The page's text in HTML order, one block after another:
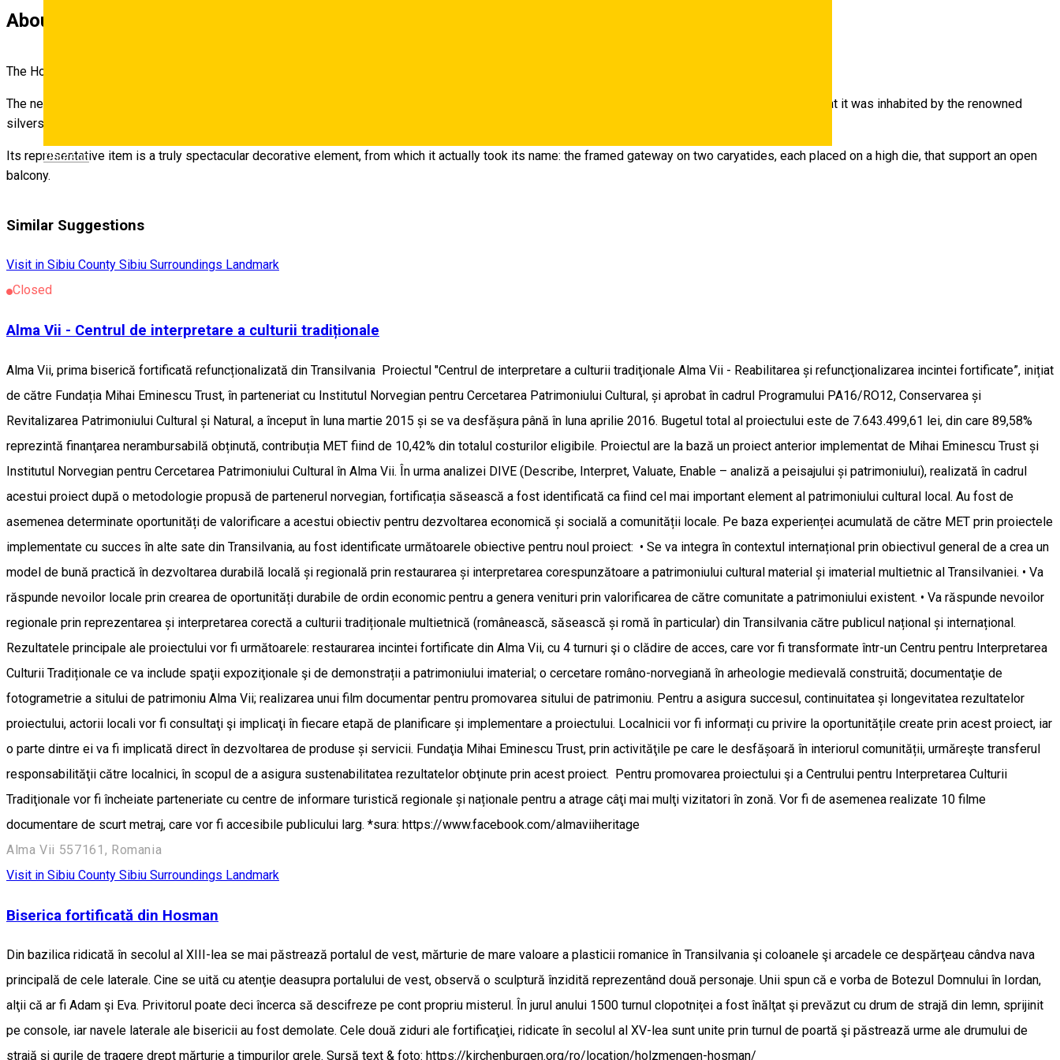
Deutsch
About
The House with Caryatides, also known as the Little Palace, is located on Mitropoliei Street, at no. 13 and it belongs to the late baroque of Sibiu.
The new building, built by the widow of Count Gregorius Bethlen after the year 1786, was placed on the location of an older one, famous for the fact that it was inhabited by the renowned
silversmith Sebastian Hann.
Its representative item is a truly spectacular decorative element, from which it actually took its name: the framed gateway on two caryatides, each placed on a high die, that support an open
balcony.
Similar Suggestions
Visit in Sibiu County Sibiu Surroundings Landmark
Closed
Alma Vii - Centrul de interpretare a culturii tradiționale
Alma Vii, prima biserică fortificată refuncționalizată din Transilvania Proiectul "Centrul de interpretare a culturii tradiţionale Alma Vii - Reabilitarea și refuncţionalizarea incintei fortificate”, inițiat
de către Fundația Mihai Eminescu Trust, în parteneriat cu Institutul Norvegian pentru Cercetarea Patrimoniului Cultural, și aprobat în cadrul Programului PA16/RO12, Conservarea și
Revitalizarea Patrimoniului Cultural și Natural, a început în luna martie 2015 și se va desfășura până în luna aprilie 2016. Bugetul total al proiectului este de 7.643.499,61 lei, din care 89,58%
reprezintă finanţarea nerambursabilă obținută, contribuția MET fiind de 10,42% din totalul costurilor eligibile. Proiectul are la bază un proiect anterior implementat de Mihai Eminescu Trust și
Institutul Norvegian pentru Cercetarea Patrimoniului Cultural în Alma Vii. În urma analizei DIVE (Describe, Interpret, Valuate, Enable – analiză a peisajului și patrimoniului), realizată în cadrul
acestui proiect după o metodologie propusă de partenerul norvegian, fortificația săsească a fost identificată ca fiind cel mai important element al patrimoniului cultural local. Au fost de
asemenea determinate oportunități de valorificare a acestui obiectiv pentru dezvoltarea economică și socială a comunității locale. Pe baza experienței acumulată de către MET prin proiectele
implementate cu succes în alte sate din Transilvania, au fost identificate următoarele obiective pentru noul proiect: • Se va integra în contextul internațional prin obiectivul general de a crea un
model de bună practică în dezvoltarea durabilă locală și regională prin restaurarea și interpretarea corespunzătoare a patrimoniului cultural material și imaterial multietnic al Transilvaniei. • Va
răspunde nevoilor locale prin crearea de oportunități durabile de ordin economic pentru a genera venituri prin valorificarea de către comunitate a patrimoniului existent. • Va răspunde nevoilor
regionale prin reprezentarea și interpretarea corectă a culturii tradiționale multietnică (românească, săsească și romă în particular) din Transilvania către publicul național și internațional.
Rezultatele principale ale proiectului vor fi următoarele: restaurarea incintei fortificate din Alma Vii, cu 4 turnuri şi o clădire de acces, care vor fi transformate într-un Centru pentru Interpretarea
Culturii Tradiționale ce va include spaţii expoziţionale şi de demonstrații a patrimoniului imaterial; o cercetare româno-norvegiană în arheologie medievală construită; documentaţie de
fotogrametrie a sitului de patrimoniu Alma Vii; realizarea unui film documentar pentru promovarea sitului de patrimoniu. Pentru a asigura succesul, continuitatea și longevitatea rezultatelor
proiectului, actorii locali vor fi consultaţi şi implicaţi în fiecare etapă de planificare și implementare a proiectului. Localnicii vor fi informați cu privire la oportunitățile create prin acest proiect, iar
o parte dintre ei va fi implicată direct în dezvoltarea de produse și servicii. Fundaţia Mihai Eminescu Trust, prin activităţile pe care le desfășoară în interiorul comunității, urmăreşte transferul
responsabilităţii către localnici, în scopul de a asigura sustenabilitatea rezultatelor obţinute prin acest proiect. Pentru promovarea proiectului şi a Centrului pentru Interpretarea Culturii
Tradiţionale vor fi încheiate parteneriate cu centre de informare turistică regionale și naționale pentru a atrage câţi mai mulţi vizitatori în zonă. Vor fi de asemenea realizate 10 filme
documentare de scurt metraj, care vor fi accesibile publicului larg. *sura: https://www.facebook.com/almaviiheritage
Alma Vii 557161, Romania
Visit in Sibiu County Sibiu Surroundings Landmark
Biserica fortificată din Hosman
Din bazilica ridicată în secolul al XIII-lea se mai păstrează portalul de vest, mărturie de mare valoare a plasticii romanice în Transilvania şi coloanele şi arcadele ce despărţeau cândva nava
principală de cele laterale. Cine se uită cu atenţie deasupra portalului de vest, observă o sculptură înzidită reprezentând două personaje. Unii spun că e vorba de Botezul Domnului în Iordan,
alţii că ar fi Adam şi Eva. Privitorul poate deci încerca să descifreze pe cont propriu misterul. În jurul anului 1500 turnul clopotniţei a fost înălţat şi prevăzut cu drum de strajă din lemn, sprijinit
pe console, iar navele laterale ale bisericii au fost demolate. Cele două ziduri ale fortificaţiei, ridicate în secolul al XV-lea sunt unite prin turnul de poartă şi păstrează urme ale drumului de
strajă şi gurile de tragere drept mărturie a timpurilor grele. Sursă text & foto: https://kirchenburgen.org/ro/location/holzmengen-hosman/